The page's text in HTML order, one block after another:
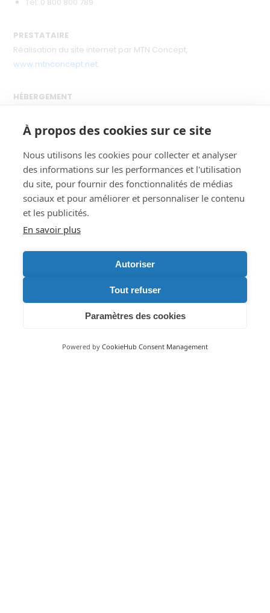
À propos des cookies sur ce site
Nous utilisons les cookies pour collecter et analyser
des informations sur les performances et l'utilisation
du site, pour fournir des fonctionnalités de médias
sociaux et pour améliorer et personnaliser le contenu
et les publicités.
En savoir plus
Autoriser
Tout refuser
Paramètres des cookies
Powered by CookieHub Consent Management
PRESTATAIRE
Réalisation du site internet par MTN Concept,
www.mtnconcept.net.
HÉBERGEMENT
Saint Honoré 75008 Paris
Téléphone : +33 1 84 16 23 40
© MÉDI SERVICES. Tout droit Réservé.